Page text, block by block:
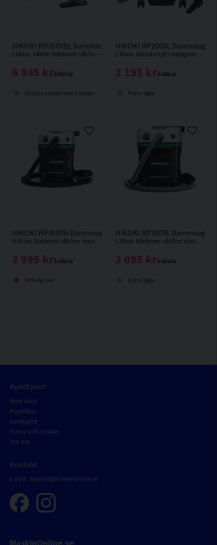
HiKOKI RP350YBL Dammsugare Våt/torr (1400W)
L-Klass. 1400W. Nätdriven våt/torr dammsugare på 35L från HiKOKI.
8 657 kr
6 945 kr
Skickas normalt inom 1-3 dagar
HiKOKI RP200SL
L-Klass. Senaste nytt i kategorin dammsugare från HiKOKI. Otroligt smidig dammsugare på 20L som endast väger 9,4kg.
2 688 kr
2 195 kr
Finns i lager
HiKOKI RP300YH Dammsugare Våt/torr (1200W)
H-Klass. Nätdriven våt/torr dammsugare på 30L från HiKOKI.
5 295 kr
3 995 kr
Tillfälligt slut
HiKOKI RP300YL
L-Klass. Nätdriven våt/torr dammsugare på 30L från HiKOKI.
3 563 kr
3 095 kr
Finns i lager
Kundtjänst
Mina sidor
Köpvillkor
Kundtjänst
Policy och cookies
Om oss
Kontakt
E-post: support@maskinonline.se